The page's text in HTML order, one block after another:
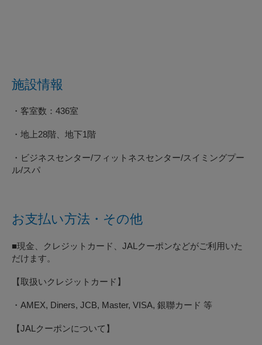
施設情報
・客室数：436室
・地上28階、地下1階
・ビジネスセンター/フィットネスセンター/スイミングプー
ル/スパ
お支払い方法・その他
■現金、クレジットカード、JALクーポンなどがご利用いた
だけます。
【取扱いクレジットカード】
・AMEX, Diners, JCB, Master, VISA, 銀聯カード 等
【JALクーポンについて】